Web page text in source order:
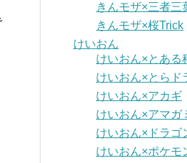
きんモザ×三者三
きんモザ×桜Trick
けいおん
けいおん×とある
けいおん×とらド
けいおん×アカギ
けいおん×アマガ
けいおん×ドラゴ
けいおん×ポケモ